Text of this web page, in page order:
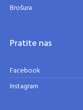
Brošura
Pratite nas
Facebook
Instagram